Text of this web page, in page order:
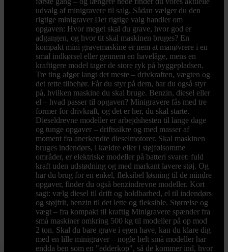
udvalg af minigravere til salg. Sådan vælger du den
rigtige minigraver Det rigtige valg handler om
opgaven: Hvor meget skal du grave, hvor god er
adgangen, og hvor tit skal maskinen bruges? En
kompakt mini gravemaskine er nem at manøvrere i en
smal indkørsel eller gennem en havelåge, mens en
kraftigere model tager de store ryk på byggepladsen.
Tre ting afgør langt det meste – drivkraften, vægten og
det rette tilbehør. Får du styr på dem, har du også styr
på, hvilken maskine du skal bruge. Benzin, diesel eller
el – hvad passer til opgaven? Minigravere fås med tre
former for drivkraft, og det er her, du skal starte.
Dieseldrevne modeller er arbejdshesten til lange dage
og tunge opgaver – driftssikre og med masser af
moment fra anerkendte dieselmotorer. Skal maskinen
bruges indendørs, i kældre eller i støjfølsomme
områder, er elektriske modeller på batteri svaret: fuld
kraft uden udstødning og med markant lavere støj. Og
har du brug for en enkel, fleksibel løsning til de mindre
opgaver, finder du også benzindrevne modeller. Kort
sagt: vælg diesel til drift og holdbarhed, el til indendørs
og støjfrit, benzin til det lette og fleksible. Størrelse og
vægt – fra kompakt til kraftig Minigravere spænder fra
små maskiner omkring 500 kg til modeller på op mod
2 ton. Skal du bare grave i egen have, kan du klare dig
med en lille minigraver – nogle helt små modeller har
endda ben som en "edderkop", så de kommer ind, hvor